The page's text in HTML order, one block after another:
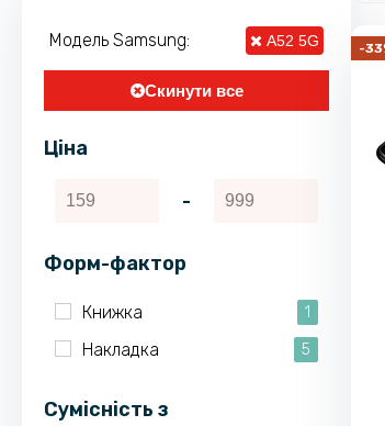
Модель Samsung: A52 5G
Скинути все
Ціна
-
Форм-фактор
Книжка 1
Накладка 5
Cумісність з
-